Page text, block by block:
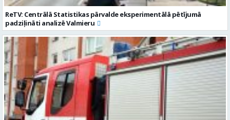
ReTV: Centrālā Statistikas pārvalde eksperimentālā pētījumā
padziļināti analizē Valmieru